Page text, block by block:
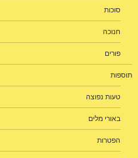
סוכות
חנוכה
פורים
תוספות
טעות נפוצה
באורי מלים
הפטרות